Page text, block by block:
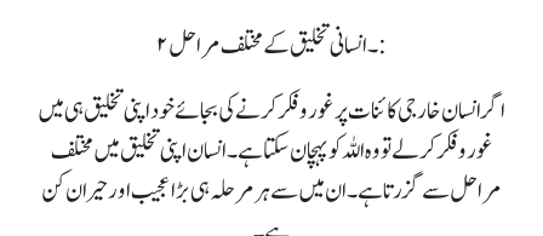
۲۔ انسانی تخلیق کے مختلف مراحل :
اگر انسان خارجی کائنات پر غور وفکر کرنے کی بجائے خود اپنی تخلیق ہی میں
غور وفکر کرلے تو وہ اللہ کو پہچان سکتا ہے۔ انسان اپنی تخلیق میں مختلف
مراحل سے گزرتا ہے۔ ان میں سے ہر مرحلہ ہی بڑا عجیب اور حیران کن